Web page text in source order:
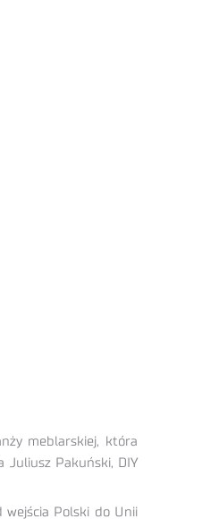
meblarskiej, która
Juliusz Pakuński, DIY
Polski do Unii